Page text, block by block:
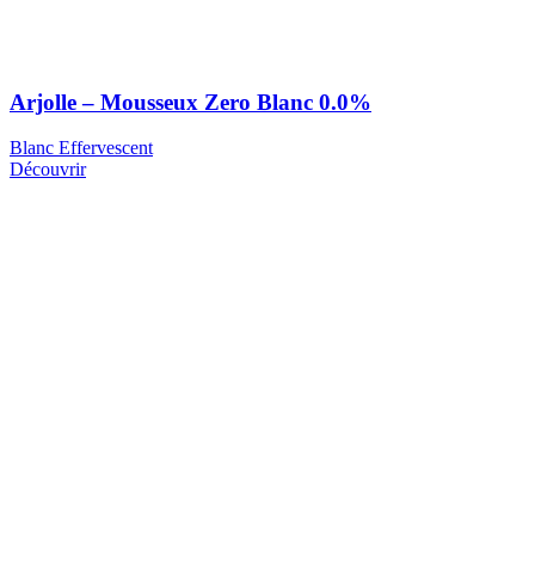
Arjolle – Mousseux Zero Blanc 0.0%
Blanc Effervescent
Découvrir